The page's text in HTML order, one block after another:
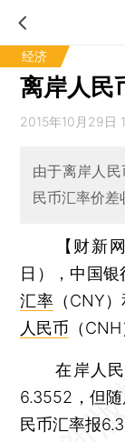
经济
离岸人民
2015年10月29日
由于离岸人
民币汇率价差
【财新
日），中国
汇率（CNY
人民币 （
在岸人民
6.3552，但
民币汇率报